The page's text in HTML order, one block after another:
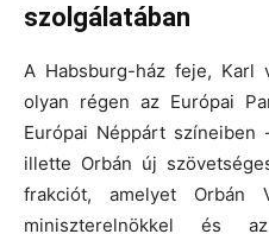
szolgálatában
A Habsburg-ház feje, Karl
olyan régen az Európai
Európai Néppárt színeiben
illette Orbán új
frakciót, amelyet Orbán
miniszterelnökkel és